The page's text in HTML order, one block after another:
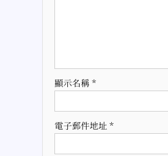
顯示名稱*
電子郵件地址 *